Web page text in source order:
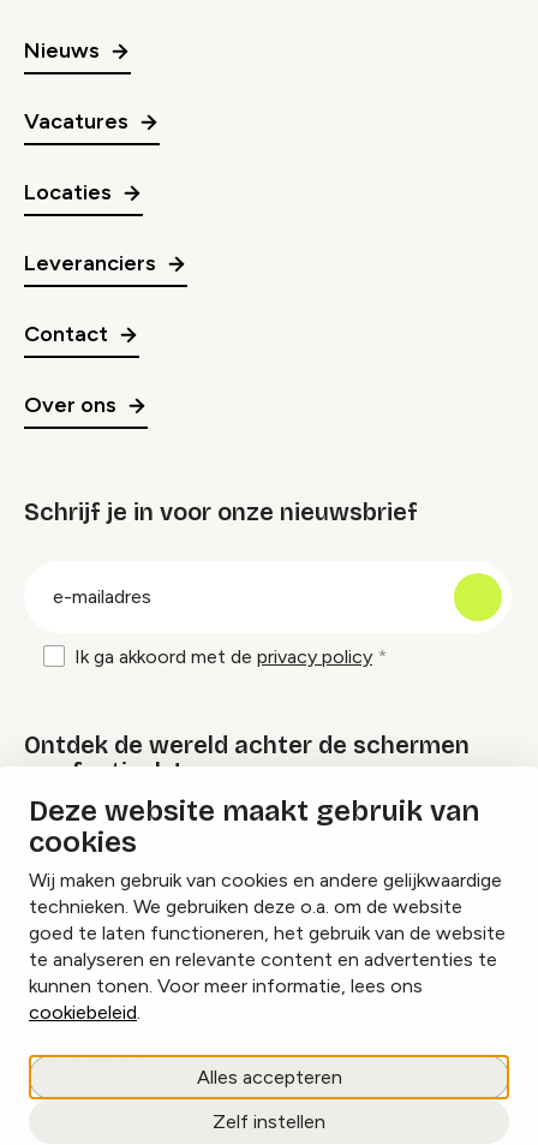
Deze website maakt gebruik van
cookies
Wij maken gebruik van cookies en andere gelijkwaardige
technieken. We gebruiken deze o.a. om de website
goed te laten functioneren, het gebruik van de website
te analyseren en relevante content en advertenties te
kunnen tonen. Voor meer informatie, lees ons
cookiebeleid.
Alles accepteren
Zelf instellen
Nieuws
Vacatures
Locaties
Leveranciers
Contact
Over ons
Schrijf je in voor onze nieuwsbrief
Ik ga akkoord met de privacy policy
Ontdek de wereld achter de schermen
van festivals!
Lees onze Festival Specials
InstagramFacebookLinkedIn
Cookies beheren
Privacy policy
copyright © 2026 Eventbranche.nl